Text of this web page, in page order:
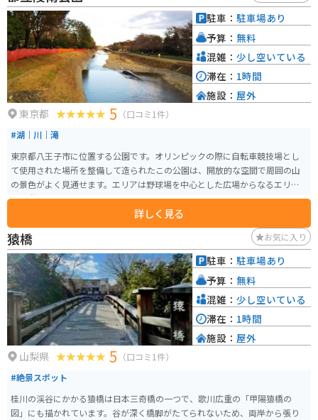
東京都 5 （口コミ1件）
#湖｜川｜滝
東京都八王子市に位置する公園です。オリンピックの際に自転車競技場とし
て使用された場所を整備して造られたこの公園は、開放的な空間で周囲の山
の景色がよく見通せます。エリアは野球場を中心とした広場からなるエリア
と、遊具のある児童公園を挟んだ南浅川を挟んだエリアからなります。 野球
場のあるエリアには展望広場、じゃぶじゃぶ池、桜並木、遊具などがあり、
季節を問わず楽しむことができます。児童公園にはブランコ、スベリ台、ジ
ャングルジム、砂場の遊具があります。また、八王子市営の有料プールも隣
接しています。
詳しく見る
駐車： 駐車場あり
予算： 無料
混雑： 少し空いている
滞在： 1時間
施設： 屋外
猿橋 お気に入り
山梨県 5 （口コミ1件）
#絶景スポット
桂川の渓谷にかかる猿橋は日本三奇橋の一つで、歌川広重の「甲陽猿橋の
図」にも描かれています。谷が深く橋脚がたてられないため、両岸から張り
駐車： 駐車場あり
予算： 無料
混雑： 少し空いている
滞在： 1時間
施設： 屋外